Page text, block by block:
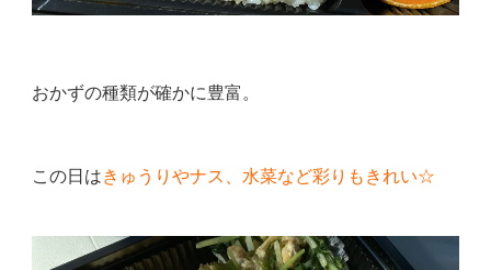
おかずの種類が確かに豊富。
この日はきゅうりやナス、水菜など彩りもきれい☆